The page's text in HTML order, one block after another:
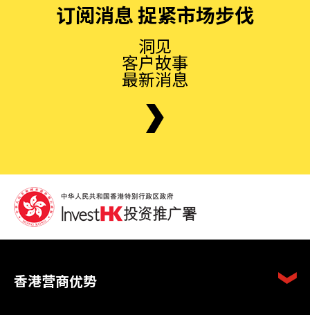
订阅消息 捉紧市场步伐
洞见
客户故事
最新消息
香港营商优势